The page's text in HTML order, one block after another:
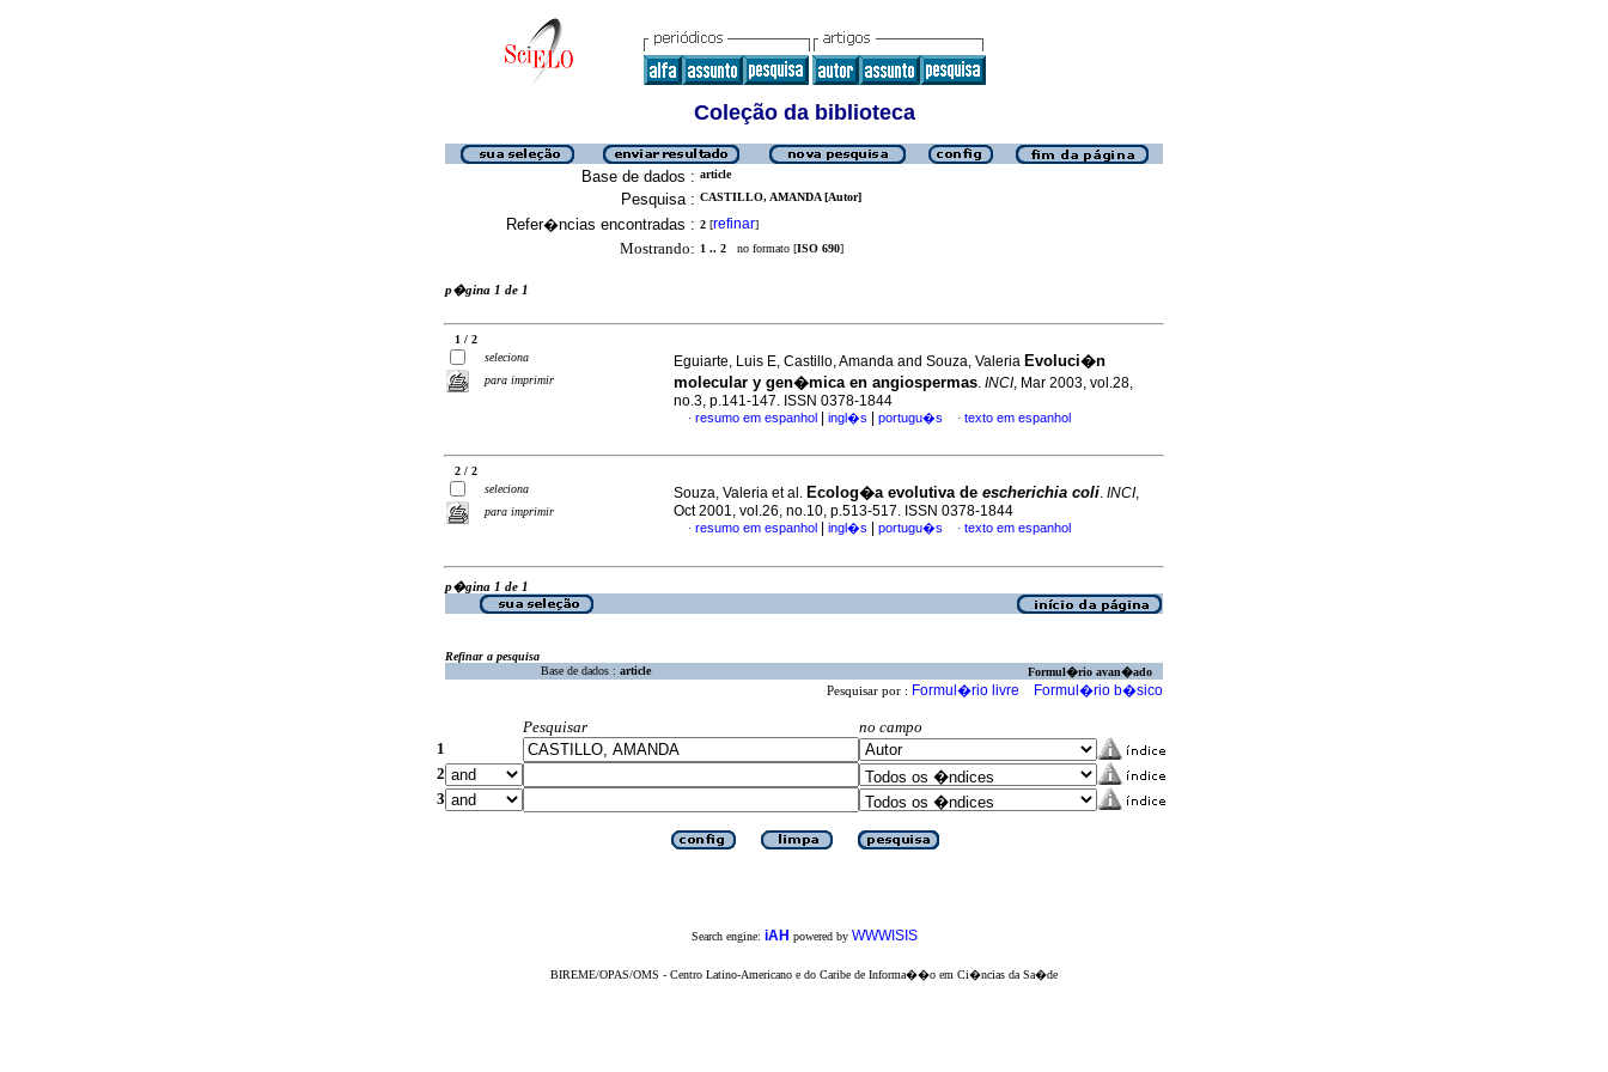
Coleção da biblioteca
Base de dados : article
Pesquisa : CASTILLO, AMANDA [Autor]
Refer�ncias encontradas : 2 [refinar]
Mostrando: 1 .. 2 no formato [ISO 690]
p�gina 1 de 1
1 / 2
seleciona
para imprimir
Eguiarte, Luis E, Castillo, Amanda and Souza, Valeria Evoluci�n
molecular y gen�mica en angiospermas. INCI, Mar 2003, vol.28,
no.3, p.141-147. ISSN 0378-1844
· resumo em espanhol ingl�s portugu�s · texto em espanhol
2 / 2
seleciona
para imprimir
Souza, Valeria et al. Ecolog�a evolutiva de escherichia coli. INCI,
Oct 2001, vol.26, no.10, p.513-517. ISSN 0378-1844
· resumo em espanhol ingl�s portugu�s · texto em espanhol
p�gina 1 de 1
Refinar a pesquisa
Base de dados : article Formul�rio avan�ado
Pesquisar por : Formul�rio livre Formul�rio b�sico
Pesquisar
no campo
1
2
3
Search engine: iAH powered by WWWISIS
BIREME/OPAS/OMS - Centro Latino-Americano e do Caribe de Informa��o em Ci�ncias da Sa�de